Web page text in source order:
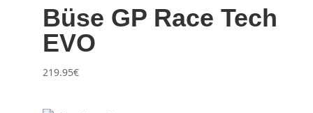
Büse GP Race Tech
EVO
219.95€